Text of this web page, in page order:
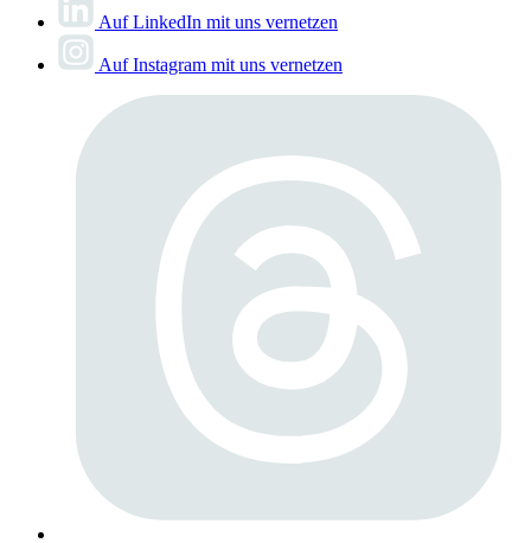
Auf LinkedIn mit uns vernetzen
Auf Instagram mit uns vernetzen